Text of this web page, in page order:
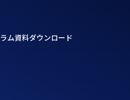
ム資料ダウンロード